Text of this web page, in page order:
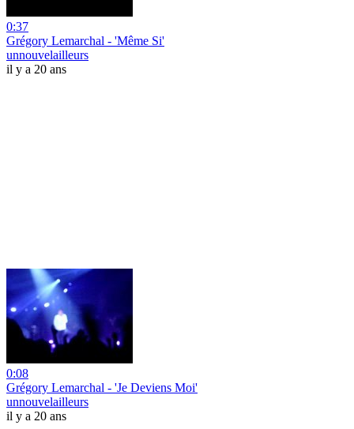
0:37
Grégory Lemarchal - 'Même Si'
unnouvelailleurs
il y a 20 ans
0:08
Grégory Lemarchal - 'Je Deviens Moi'
unnouvelailleurs
il y a 20 ans